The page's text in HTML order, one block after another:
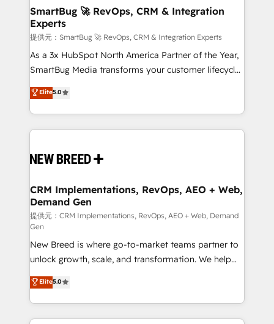
の統合・浸透・変革管理を実行します。 ▸ CMS戦略設
計・構築：リード獲得・CVR・SEOを前提にした情報設
計・導線設計・テンプレート設計をContent Hubで一体
提供。 ▸ 既存CRM・MAからの移行支援：Salesforce・
Marketo・Pardot等からの移行、カスタム設計、履歴
Perplexity等のAI検索からの流入・引用を前提にコンテ
ンツとサイト構造を最適化。 🏆 なぜ100incを選ぶの
ISO9001:2015 取得 ✓ 400社以上の導入実績 ✓
HubSpot大百科 出版 CRM・AI活用に関するご相談、現
せください。
Scalable Architecture: Zero-technical-debt setup
across all Hubs, validated by our 7 HubSpot
Accreditations. AI-Powered RevOps: Breeze AI,
custom AI agents, and high-integrity migrations for
total reporting clarity. Security & Compliance: SOC 2
security. 🏆 Why Bluleadz? GTM OS Partner | 16+
Years Experience | 1,000+ Five-Star Reviews
SmartBug 🚀 RevOps, CRM & Integration
Experts
提供元：SmartBug 🚀 RevOps, CRM & Integration Experts
As a 3x HubSpot North America Partner of the Year,
SmartBug Media transforms your customer lifecycle
into a revenue engine. Our unified ecosystem
includes specialized divisions Globalia (AI &
Software) and Point Success Media (Paid Media),
making this the official home for all three brands. 🔄
and system integrations powered by Globalia’s
trainers to drive platform adoption. 📈 Revenue
Generation - Full-funnel marketing and high-
performance advertising via Point Success Media. -
Expert deployment of Breeze AI and custom agents
to automate growth. 🏆 Elite Excellence - 8 platform
accreditations and deep HIPAA-compliance
expertise. - A team of 250+ experts dedicated to
your resilient growth.
Elite5.0
CRM Implementations, RevOps, AEO + Web,
Demand Gen
提供元：CRM Implementations, RevOps, AEO + Web, Demand
Gen
New Breed is where go-to-market teams partner to
unlock growth, scale, and transformation. We help
companies activate HubSpot’s AI-powered
customer platform and operationalize HubSpot’s
Loop Marketing framework through expert-led
services, smart agents, and purpose-built apps,
Elite5.0